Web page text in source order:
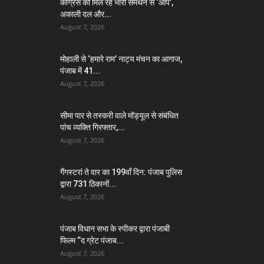
कांग्रेस को मिल रहे भारी समर्थन से ‘आप’,
अकाली दल और...
August 7, 2026
मोहाली से ‘हमारे राम’ नाट्य मंचन का आगाज,
पंजाब में 41...
August 7, 2026
सीमा पार से तस्करी वाले मॉड्यूल से संबंधित
पांच व्यक्ति गिरफ्तार,...
August 7, 2026
गैंगस्टरां ते वार का 199वाँ दिन: पंजाब पुलिस
द्वारा 731 ठिकानों...
August 7, 2026
पंजाब विधान सभा के स्पीकर द्वारा पंजाबी
फिल्म “द ग्रेट पंजाब...
August 7, 2026